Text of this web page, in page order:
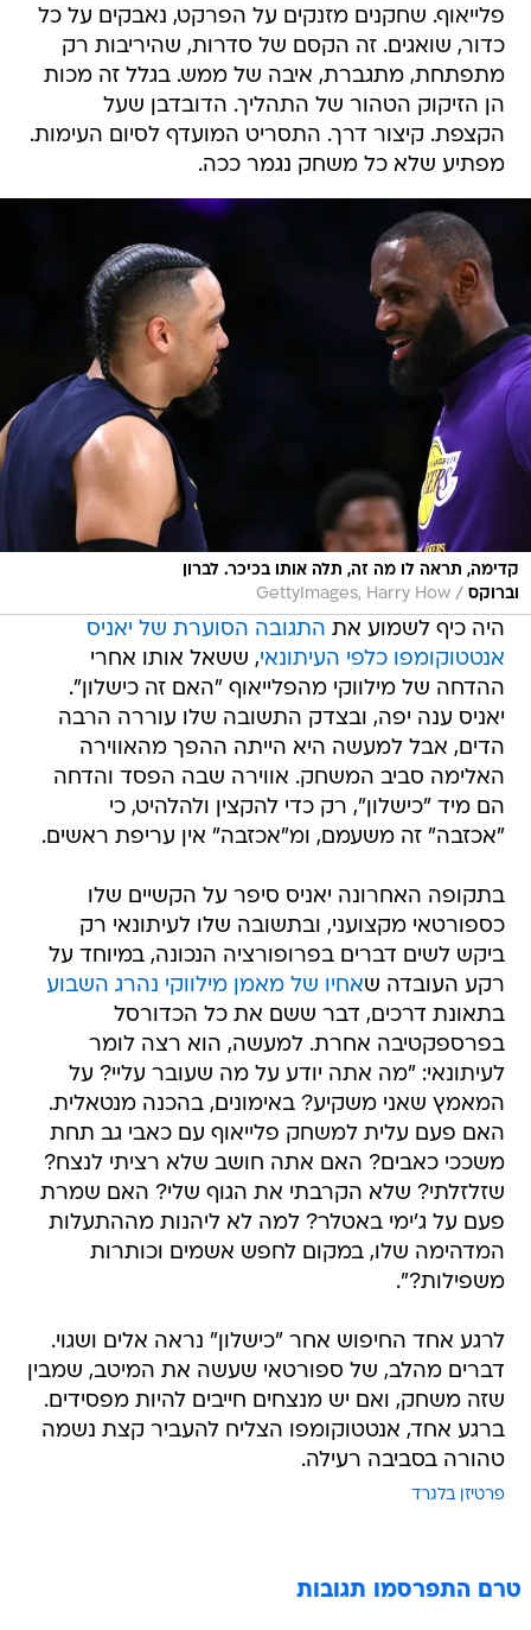
פלייאוף. שחקנים מזנקים על הפרקט, נאבקים על כל
כדור, שואגים. זה הקסם של סדרות, שהיריבות רק
מתפתחת, מתגברת, איבה של ממש. בגלל זה מכות
הן הזיקוק הטהור של התהליך. הדובדבן שעל
הקצפת. קיצור דרך. התסריט המועדף לסיום העימות.
מפתיע שלא כל משחק נגמר ככה.
קדימה, תראה לו מה זה, תלה אותו בכיכר. לברון
וברוקס /
GettyImages, Harry How
היה כיף לשמוע את התגובה הסוערת של יאניס
אנטטוקומפו כלפי העיתונאי, ששאל אותו אחרי
ההדחה של מילווקי מהפלייאוף "האם זה כישלון".
יאניס ענה יפה, ובצדק התשובה שלו עוררה הרבה
הדים, אבל למעשה היא הייתה ההפך מהאווירה
האלימה סביב המשחק. אווירה שבה הפסד והדחה
הם מיד "כישלון", רק כדי להקצין ולהלהיט, כי
"אכזבה" זה משעמם, ומ"אכזבה" אין עריפת ראשים.
בתקופה האחרונה יאניס סיפר על הקשיים שלו
כספורטאי מקצועני, ובתשובה שלו לעיתונאי רק
ביקש לשים דברים בפרופורציה הנכונה, במיוחד על
רקע העובדה שאחיו של מאמן מילווקי נהרג השבוע
בתאונת דרכים, דבר ששם את כל הכדורסל
בפרספקטיבה אחרת. למעשה, הוא רצה לומר
לעיתונאי: "מה אתה יודע על מה שעובר עליי? על
המאמץ שאני משקיע? באימונים, בהכנה מנטאלית.
האם פעם עלית למשחק פלייאוף עם כאבי גב תחת
משככי כאבים? האם אתה חושב שלא רציתי לנצח?
שזלזלתי? שלא הקרבתי את הגוף שלי? האם שמרת
פעם על ג'ימי באטלר? למה לא ליהנות מההתעלות
המדהימה שלו, במקום לחפש אשמים וכותרות
משפילות?".
לרגע אחד החיפוש אחר "כישלון" נראה אלים ושגוי.
דברים מהלב, של ספורטאי שעשה את המיטב, שמבין
שזה משחק, ואם יש מנצחים חייבים להיות מפסידים.
ברגע אחד, אנטטוקומפו הצליח להעביר קצת נשמה
טהורה בסביבה רעילה.
פרטיזן בלגרד
טרם התפרסמו תגובות